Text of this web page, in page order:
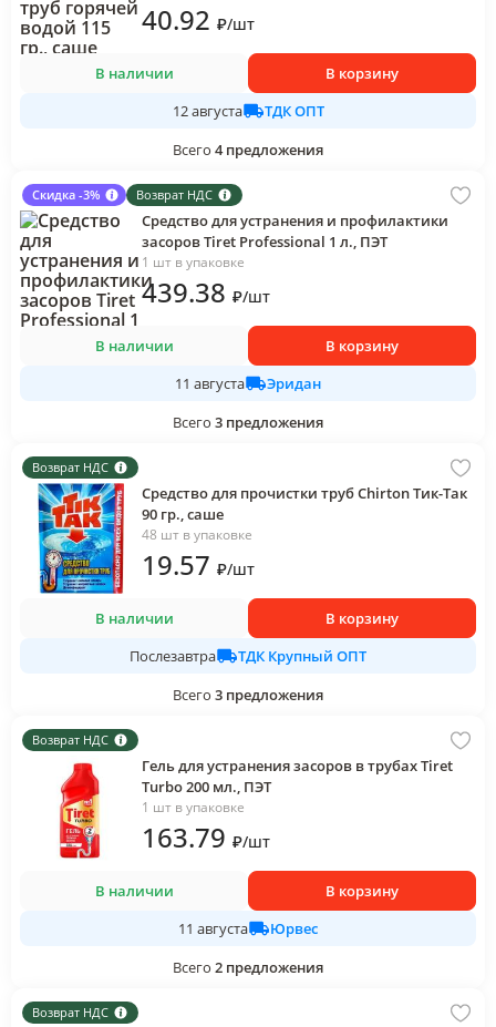
40.92 ₽/шт
В наличии
В корзину
12 августа
ТДК ОПТ
Всего 4 предложения
Скидка -3% Возврат НДС
Средство для устранения и профилактики
засоров Tiret Professional 1 л., ПЭТ
1 шт в упаковке
439.38 ₽/шт
В наличии
В корзину
11 августа
Эридан
Всего 3 предложения
Возврат НДС
Средство для прочистки труб Chirton Тик-Так
90 гр., саше
48 шт в упаковке
19.57 ₽/шт
В наличии
В корзину
Послезавтра
ТДК Крупный ОПТ
Всего 3 предложения
Возврат НДС
Гель для устранения засоров в трубах Tiret
Turbo 200 мл., ПЭТ
1 шт в упаковке
163.79 ₽/шт
В наличии
В корзину
11 августа
Юрвес
Всего 2 предложения
Возврат НДС